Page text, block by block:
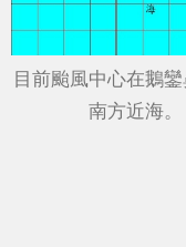
目前颱風中心在鵝
南方近海。